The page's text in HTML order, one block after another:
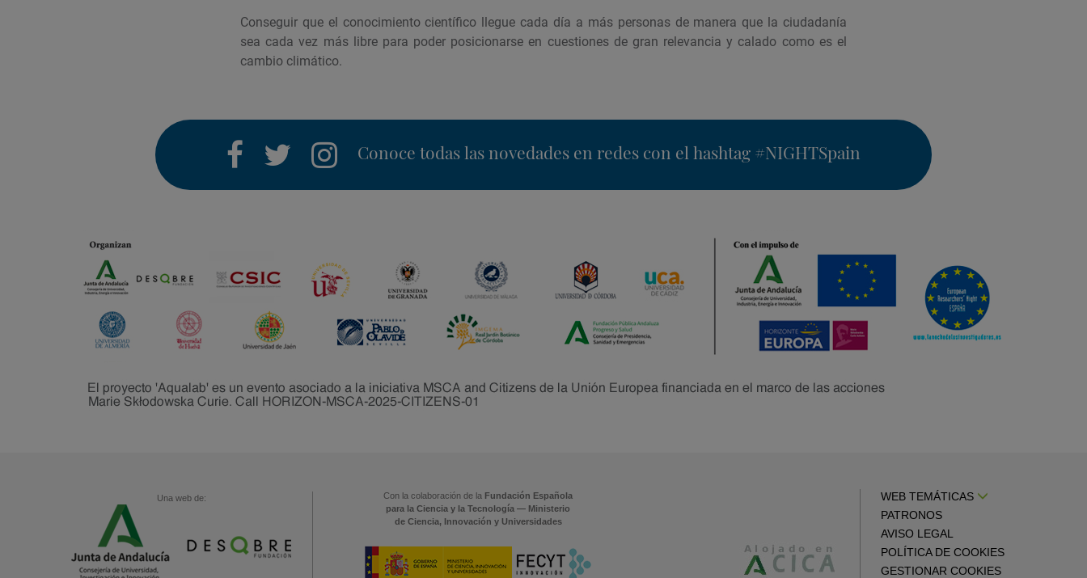
Conseguir que el conocimiento científico llegue cada día a más personas de manera que la ciudadanía
sea cada vez más libre para poder posicionarse en cuestiones de gran relevancia y calado como es el
cambio climático.
facebooktwitter instagram
Conoce todas las novedades en redes con el hashtag #NIGHTSpain
Una web de: Con la colaboración de la Fundación Española
para la Ciencia y la Tecnología — Ministerio
de Ciencia, Innovación y Universidades
WEB TEMÁTICAS
PATRONOS
AVISO LEGAL
POLÍTICA DE COOKIES
GESTIONAR COOKIES